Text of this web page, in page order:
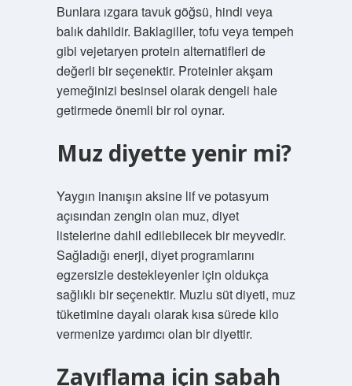
Bunlara ızgara tavuk göğsü, hindi veya
balık dahildir. Baklagiller, tofu veya tempeh
gibi vejetaryen protein alternatifleri de
değerli bir seçenektir. Proteinler akşam
yemeğinizi besinsel olarak dengeli hale
getirmede önemli bir rol oynar.
Muz diyette yenir mi?
Yaygın inanışın aksine lif ve potasyum
açısından zengin olan muz, diyet
listelerine dahil edilebilecek bir meyvedir.
Sağladığı enerji, diyet programlarını
egzersizle destekleyenler için oldukça
sağlıklı bir seçenektir. Muzlu süt diyeti, muz
tüketimine dayalı olarak kısa sürede kilo
vermenize yardımcı olan bir diyettir.
Zayıflama için sabah